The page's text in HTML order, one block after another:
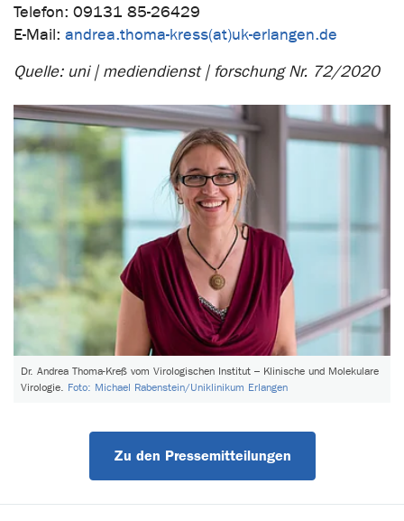
Telefon: 09131 85-26429
E-Mail: andrea.thoma-kress(at)uk-erlangen.de
Quelle: uni | mediendienst | forschung Nr. 72/2020
Dr. Andrea Thoma-Kreß vom Virologischen Institut – Klinische und Molekulare
Virologie. Foto: Michael Rabenstein/Uniklinikum Erlangen
Zu den Pressemitteilungen